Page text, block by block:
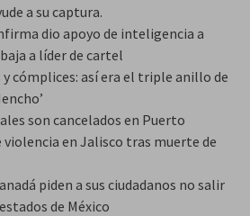
a su captura.
dio apoyo de inteligencia a
a líder de cartel
y cómplices: así era el triple anillo de
son cancelados en Puerto
en Jalisco tras muerte de
piden a sus ciudadanos no salir
de México